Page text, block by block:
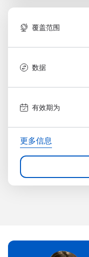
覆盖范围
数据
有效期为
更多信息